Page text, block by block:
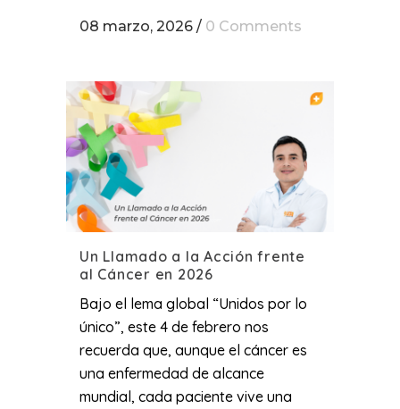
08 marzo, 2026 / 0 Comments
Un Llamado a la Acción frente
al Cáncer en 2026
Bajo el lema global “Unidos por lo
único”, este 4 de febrero nos
recuerda que, aunque el cáncer es
una enfermedad de alcance
mundial, cada paciente vive una